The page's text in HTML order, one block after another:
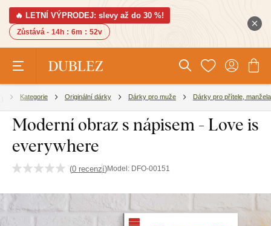
🔥 LETNÍ VÝPRODEJ: slevy až do 30 %!
Zůstává - 14h : 6m : 51v
Kategorie Originální dárky Dárky pro muže Dárky pro přítele, manžela
Moderní obraz s nápisem - Love is
everywhere
(0 recenzí)Model: DFO-00151